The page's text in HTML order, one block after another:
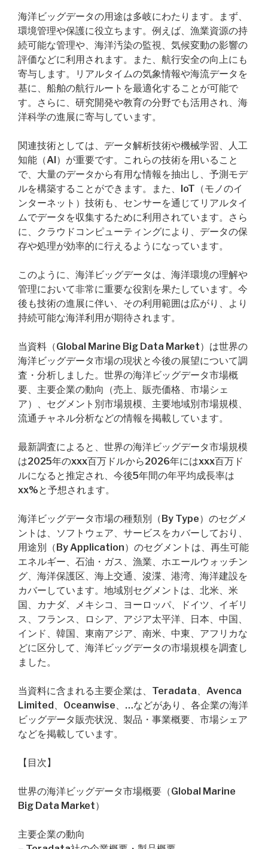
海洋ビッグデータの用途は多岐にわたります。まず、
環境管理や保護に役立ちます。例えば、漁業資源の持
続可能な管理や、海洋汚染の監視、気候変動の影響の
評価などに利用されます。また、航行安全の向上にも
寄与します。リアルタイムの気象情報や海流データを
基に、船舶の航行ルートを最適化することが可能で
す。さらに、研究開発や教育の分野でも活用され、海
洋科学の進展に寄与しています。
関連技術としては、データ解析技術や機械学習、人工
知能（AI）が重要です。これらの技術を用いること
で、大量のデータから有用な情報を抽出し、予測モデ
ルを構築することができます。また、IoT（モノのイ
ンターネット）技術も、センサーを通じてリアルタイ
ムでデータを収集するために利用されています。さら
に、クラウドコンピューティングにより、データの保
存や処理が効率的に行えるようになっています。
このように、海洋ビッグデータは、海洋環境の理解や
管理において非常に重要な役割を果たしています。今
後も技術の進展に伴い、その利用範囲は広がり、より
持続可能な海洋利用が期待されます。
当資料（Global Marine Big Data Market）は世界の
海洋ビッグデータ市場の現状と今後の展望について調
査・分析しました。世界の海洋ビッグデータ市場概
要、主要企業の動向（売上、販売価格、市場シェ
ア）、セグメント別市場規模、主要地域別市場規模、
流通チャネル分析などの情報を掲載しています。
最新調査によると、世界の海洋ビッグデータ市場規模
は2025年のxxx百万ドルから2026年にはxxx百万ド
ルになると推定され、今後5年間の年平均成長率は
xx%と予想されます。
海洋ビッグデータ市場の種類別（By Type）のセグメ
ントは、ソフトウェア、サービスをカバーしており、
用途別（By Application）のセグメントは、再生可能
エネルギー、石油・ガス、漁業、ホエールウォッチン
グ、海洋保護区、海上交通、浚渫、港湾、海洋建設を
カバーしています。地域別セグメントは、北米、米
国、カナダ、メキシコ、ヨーロッパ、ドイツ、イギリ
ス、フランス、ロシア、アジア太平洋、日本、中国、
インド、韓国、東南アジア、南米、中東、アフリカな
どに区分して、海洋ビッグデータの市場規模を調査し
ました。
当資料に含まれる主要企業は、Teradata、Avenca
Limited、Oceanwise、…などがあり、各企業の海洋
ビッグデータ販売状況、製品・事業概要、市場シェア
などを掲載しています。
【目次】
世界の海洋ビッグデータ市場概要（Global Marine
Big Data Market）
主要企業の動向